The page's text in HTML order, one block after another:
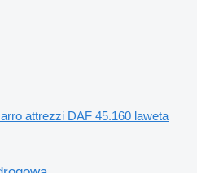
attrezzi DAF 45.160 laweta